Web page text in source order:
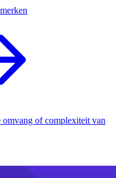
of complexiteit van